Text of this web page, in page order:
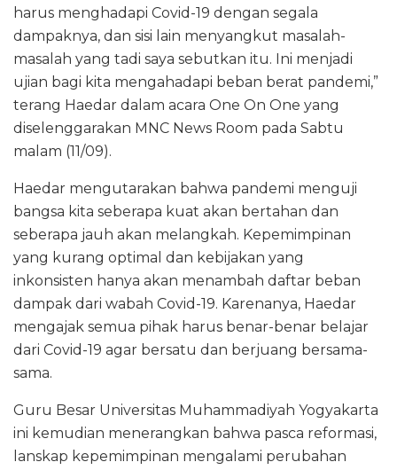
harus menghadapi Covid-19 dengan segala
dampaknya, dan sisi lain menyangkut masalah-
masalah yang tadi saya sebutkan itu. Ini menjadi
ujian bagi kita mengahadapi beban berat pandemi,”
terang Haedar dalam acara One On One yang
diselenggarakan MNC News Room pada Sabtu
malam (11/09).
Haedar mengutarakan bahwa pandemi menguji
bangsa kita seberapa kuat akan bertahan dan
seberapa jauh akan melangkah. Kepemimpinan
yang kurang optimal dan kebijakan yang
inkonsisten hanya akan menambah daftar beban
dampak dari wabah Covid-19. Karenanya, Haedar
mengajak semua pihak harus benar-benar belajar
dari Covid-19 agar bersatu dan berjuang bersama-
sama.
Guru Besar Universitas Muhammadiyah Yogyakarta
ini kemudian menerangkan bahwa pasca reformasi,
lanskap kepemimpinan mengalami perubahan